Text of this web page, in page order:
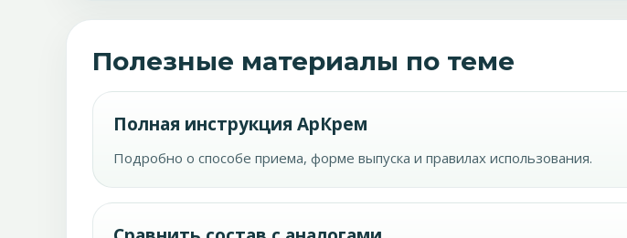
Полезные материалы по теме
Полная инструкция АрКрем
Подробно о способе приема, форме выпуска и правилах использования.